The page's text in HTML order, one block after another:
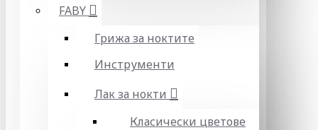
FABY
Грижа за ноктите
Инструменти
Лак за нокти
Класически цветове